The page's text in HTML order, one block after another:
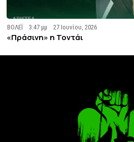
ΒΟΛΕΪ 3:47 μμ 27 Ιουνίου, 2026
«Πράσινη» η Τοντάι